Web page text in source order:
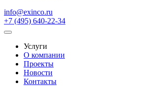
info@exinco.ru
+7 (495) 640-22-34
Услуги
О компании
Проекты
Новости
Контакты